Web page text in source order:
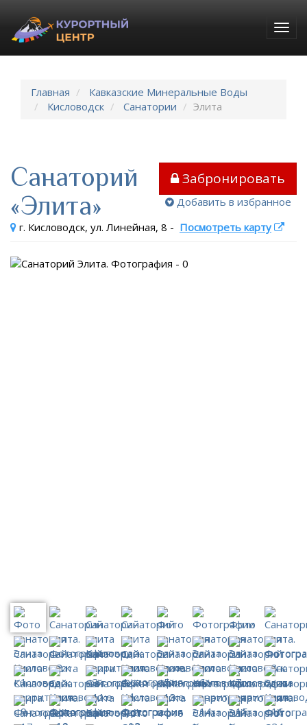
Главная
Кавказские Минеральные Воды
Кисловодск
Санатории Элита
Забронировать
Добавить в избранное
Санаторий
«Элита»
г. Кисловодск, ул. Линейная, 8 - Посмотреть карту